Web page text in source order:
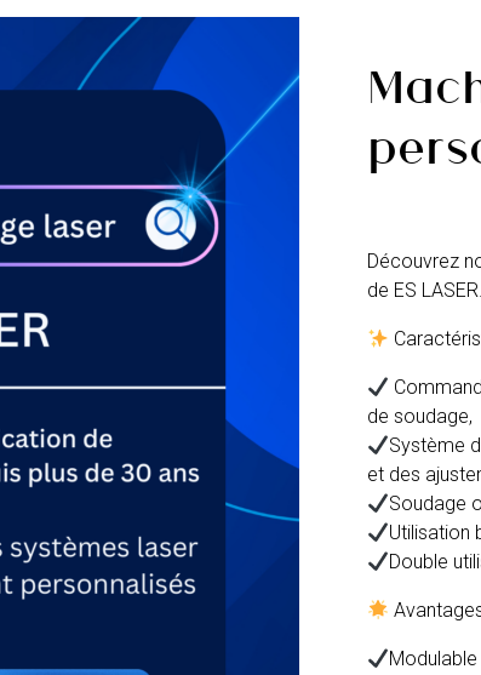
Découvrez
de ES
de soudage,
Système
et des
Soudage
Utilisation
Double
Modulable